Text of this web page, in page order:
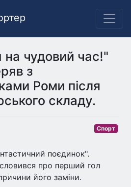
на чудовий час!"
з
Роми після
складу.
Спорт
поєдинок".
про перший гол
його заміни.